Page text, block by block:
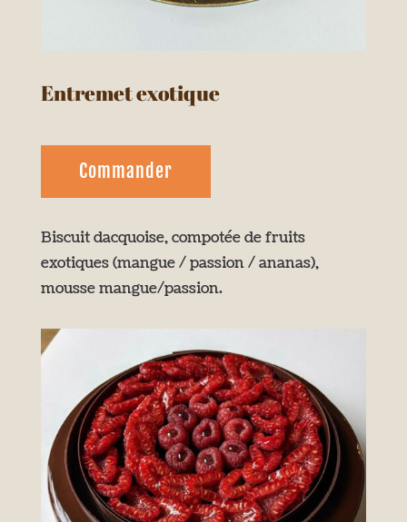
Entremet exotique
Commander
Biscuit dacquoise, compotée de fruits
exotiques (mangue / passion / ananas),
mousse mangue/passion.